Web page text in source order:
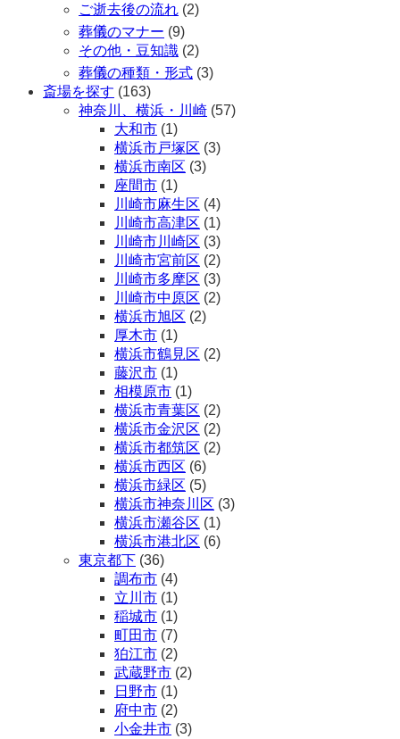
ご逝去後の流れ (2)
葬儀のマナー (9)
その他・豆知識 (2)
葬儀の種類・形式 (3)
斎場を探す (163)
神奈川、横浜・川崎 (57)
大和市 (1)
横浜市戸塚区 (3)
横浜市南区 (3)
座間市 (1)
川崎市麻生区 (4)
川崎市高津区 (1)
川崎市川崎区 (3)
川崎市宮前区 (2)
川崎市多摩区 (3)
川崎市中原区 (2)
横浜市旭区 (2)
厚木市 (1)
横浜市鶴見区 (2)
藤沢市 (1)
相模原市 (1)
横浜市青葉区 (2)
横浜市金沢区 (2)
横浜市都筑区 (2)
横浜市西区 (6)
横浜市緑区 (5)
横浜市神奈川区 (3)
横浜市瀬谷区 (1)
横浜市港北区 (6)
東京都下 (36)
調布市 (4)
立川市 (1)
稲城市 (1)
町田市 (7)
狛江市 (2)
武蔵野市 (2)
日野市 (1)
府中市 (2)
小金井市 (3)